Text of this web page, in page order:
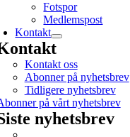
Fotspor
Medlemspost
Kontakt
Kontakt oss
Abonner på nyhetsbrev
Tidligere nyhetsbrev
på vårt nyhetsbrev
nyhetsbrev